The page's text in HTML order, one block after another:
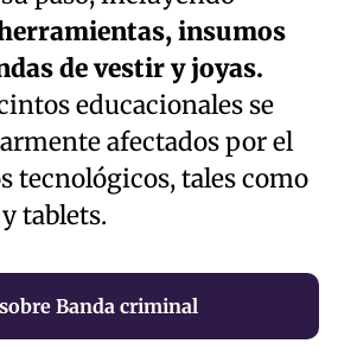
insumos
de vestir y joyas.
educacionales se
afectados por el
tecnológicos, tales como
tablets.
Banda criminal